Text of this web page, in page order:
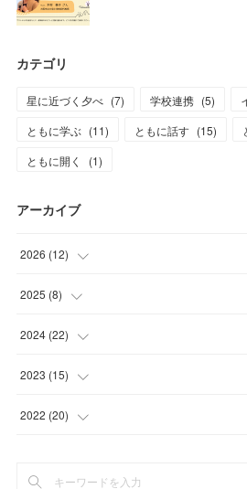
カテゴリ
星に近づく夕べ (7) 学校連携 (5)
ともに学ぶ (11) ともに話す (15)
ともに開く
(1)
アーカイブ
2026 (12)
( )
(3
(1
(6
2025 (8)
(1
(1
(2
2024 (22)
(2
(3
2023 (15)
(1
2022 (20)